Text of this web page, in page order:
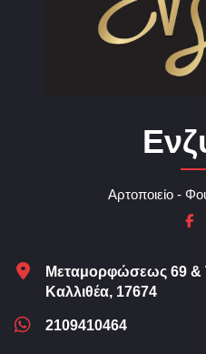
Αρτοποιείο -
Μεταμορφώσεως 69 &
Καλλιθέα, 17674
2109410464